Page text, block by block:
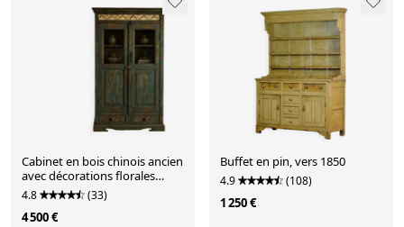
Cabinet en bois chinois ancien
avec décorations florales
peintes à la main
4.8 (33)
4 500 €
Buffet en pin, vers 1850
4.9 (108)
1 250 €